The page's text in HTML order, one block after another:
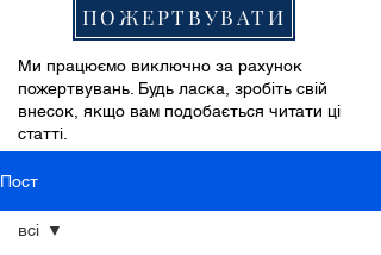
ПОЖЕРТВУВАТИ
Ми працюємо виключно за рахунок
пожертвувань. Будь ласка, зробіть свій
внесок, якщо вам подобається читати ці
статті.
Пост
всі